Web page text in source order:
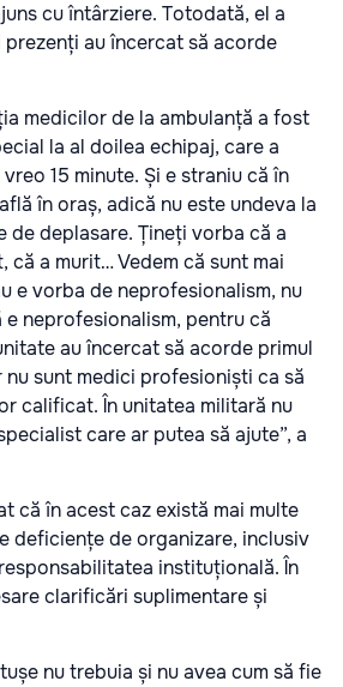
cu întârziere. Totodată, el a
au încercat să acorde
medicilor de la ambulanță a fost
la al doilea echipaj, care a
15 minute. Și e straniu că în
în oraș, adică nu este undeva la
de deplasare. Țineți vorba că a
că a murit… Vedem că sunt mai
e vorba de neprofesionalism, nu
e neprofesionalism, pentru că
au încercat să acorde primul
sunt medici profesioniști ca să
calificat. În unitatea militară nu
care ar putea să ajute”, a
că în acest caz există mai multe
deficiențe de organizare, inclusiv
instituțională. În
clarificări suplimentare și
nu trebuia și nu avea cum să fie